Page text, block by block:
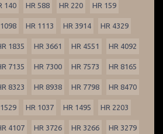
140 HR 588 HR 220 HR 159
HR 1113 HR 3914 HR 4329
1835 HR 3661 HR 4551 HR 4092
7135 HR 7300 HR 7573 HR 8165
8323 HR 8938 HR 7798 HR 8470
HR 1037 HR 1495 HR 2203
4107 HR 3726 HR 3266 HR 3279